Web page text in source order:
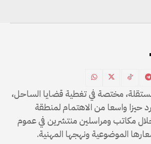
مختصة في تغطية قضايا الساحل،
حيزا واسعا من الاهتمام لمنطقة
مكاتب ومراسلين منتشرين في عموم
الموضوعية ونهجها المهنية.